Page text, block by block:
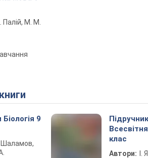
Палій, М. М.
9
Шаламов,
клас
Автори: